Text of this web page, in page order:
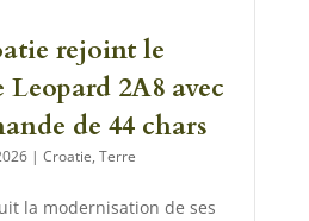
rejoint le
2A8 avec
de 44 chars
|Croatie,Terre
la modernisation de ses